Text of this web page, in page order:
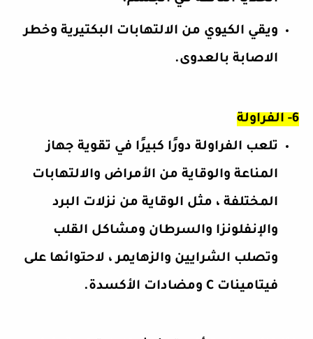
ويقي الكيوي من الالتهابات البكتيرية وخطر
الاصابة بالعدوى.
6- الفراولة
تلعب الفراولة دورًا كبيرًا في تقوية جهاز
المناعة والوقاية من الأمراض والالتهابات
المختلفة ، مثل الوقاية من نزلات البرد
والإنفلونزا والسرطان ومشاكل القلب
وتصلب الشرايين والزهايمر ، لاحتوائها على
فيتامينات C ومضادات الأكسدة.